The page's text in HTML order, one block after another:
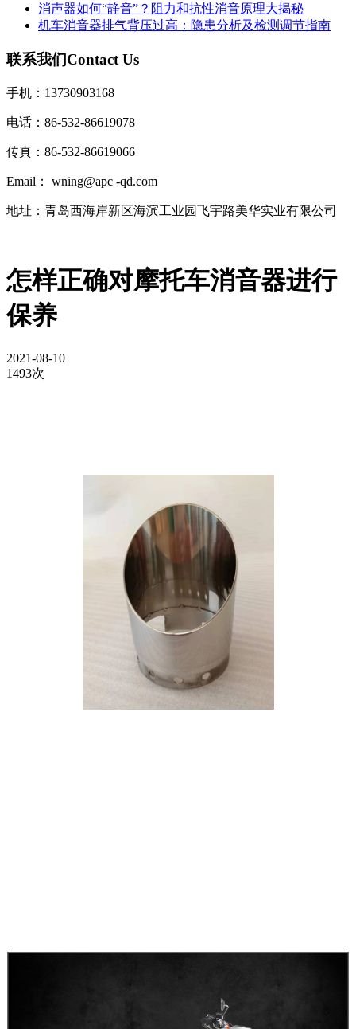
消声器如何“静音”？阻力和抗性消音原理大揭秘
机车消音器排气背压过高：隐患分析及检测调节指南
联系我们Contact Us
手机：13730903168
电话：86-532-86619078
传真：86-532-86619066
Email： wning@apc -qd.com
地址：青岛西海岸新区海滨工业园飞宇路美华实业有限公司
怎样正确对摩托车消音器进行
保养
2021-08-10
1493次